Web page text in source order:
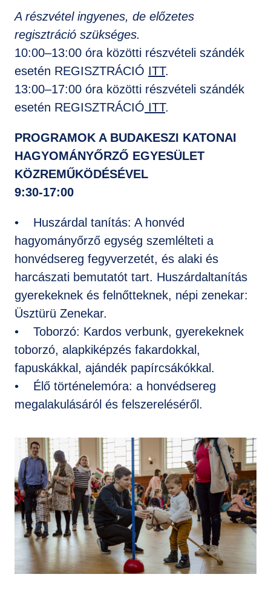
A részvétel ingyenes, de előzetes
regisztráció szükséges.
10:00–13:00 óra közötti részvételi szándék
esetén REGISZTRÁCIÓ ITT.
13:00–17:00 óra közötti részvételi szándék
esetén REGISZTRÁCIÓ ITT.
PROGRAMOK A BUDAKESZI KATONAI
HAGYOMÁNYŐRZŐ EGYESÜLET
KÖZREMŰKÖDÉSÉVEL
9:30-17:00
• Huszárdal tanítás: A honvéd
hagyományőrző egység szemlélteti a
honvédsereg fegyverzetét, és alaki és
harcászati bemutatót tart. Huszárdaltanítás
gyerekeknek és felnőtteknek, népi zenekar:
Üsztürü Zenekar.
• Toborzó: Kardos verbunk, gyerekeknek
toborzó, alapkiképzés fakardokkal,
fapuskákkal, ajándék papírcsákókkal.
• Élő történelemóra: a honvédsereg
megalakulásáról és felszereléséről.